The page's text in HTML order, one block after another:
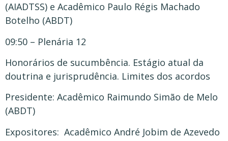
(AIADTSS) e Acadêmico Paulo Régis Machado
Botelho (ABDT)
09:50 – Plenária 12
Honorários de sucumbência. Estágio atual da
doutrina e jurisprudência. Limites dos acordos
Presidente: Acadêmico Raimundo Simão de Melo
(ABDT)
Expositores: Acadêmico André Jobim de Azevedo